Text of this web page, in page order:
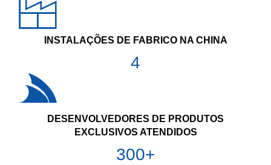
INSTALAÇÕES DE FABRICO NA CHINA
4
DESENVOLVEDORES DE PRODUTOS
EXCLUSIVOS ATENDIDOS
300+